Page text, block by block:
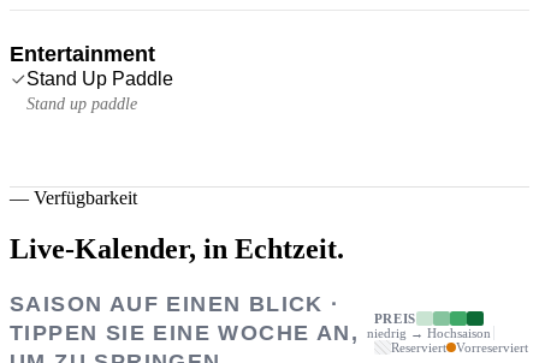
Entertainment
Stand Up Paddle
Stand up paddle
— Verfügbarkeit
Live-Kalender, in Echtzeit.
SAISON AUF EINEN BLICK ·
TIPPEN SIE EINE WOCHE AN,
PREIS
niedrig → Hochsaison
Reserviert
Vorreserviert